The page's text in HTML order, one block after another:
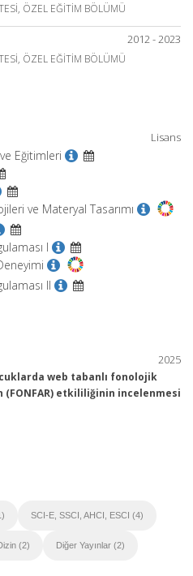
ÖZEL EĞİTİM BÖLÜMÜ
2012 - 2023
ÖZEL EĞİTİM BÖLÜMÜ
Lisans
Eğitimleri
ve Materyal Tasarımı
I
II
2025
web tabanlı fonolojik
(FONFAR) etkililiğinin incelenmesi
SCI-E, SSCI, AHCI, ESCI (4)
(2) Diğer Yayınlar (2)